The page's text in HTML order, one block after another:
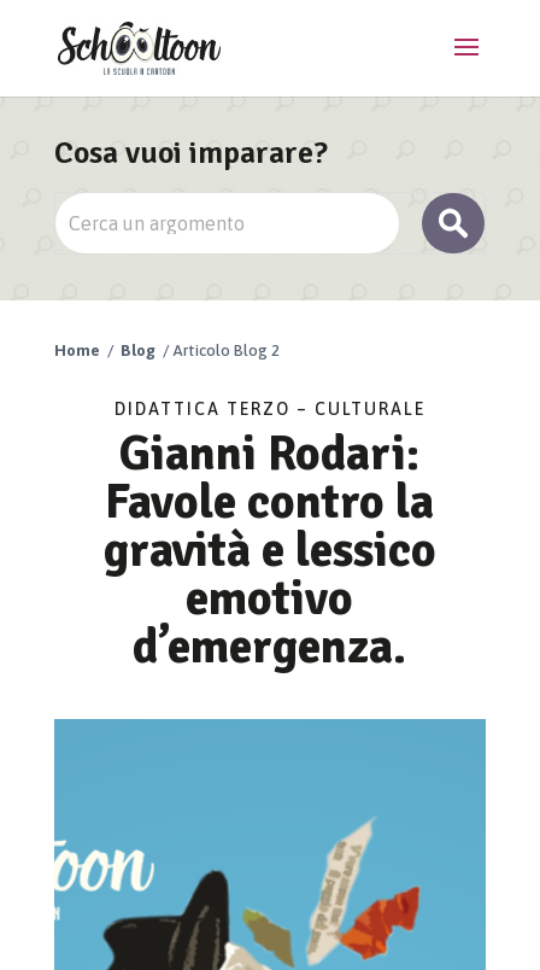
Cosa vuoi imparare?
Home / Blog/ Articolo Blog 2
DIDATTICA TERZO – CULTURALE
Gianni Rodari:
Favole contro la
gravità e lessico
emotivo
d’emergenza.